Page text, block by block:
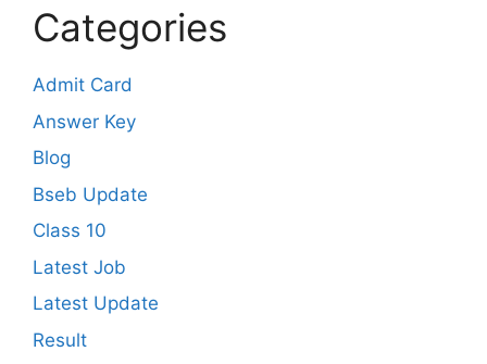
Categories
Admit Card
Answer Key
Blog
Bseb Update
Class 10
Latest Job
Latest Update
Result